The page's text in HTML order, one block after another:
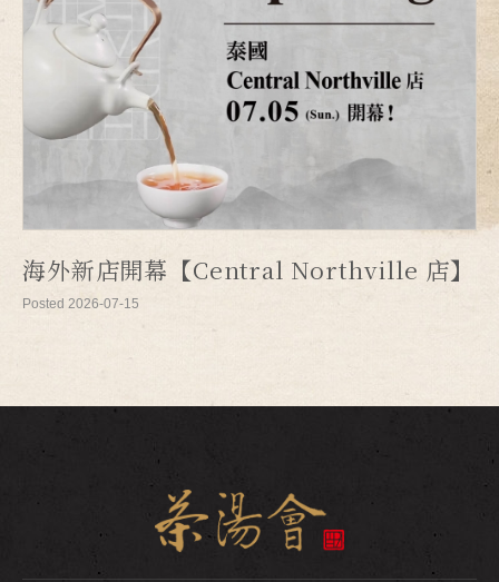
海外新店開幕【Central Northville 店】
Posted 2026-07-15